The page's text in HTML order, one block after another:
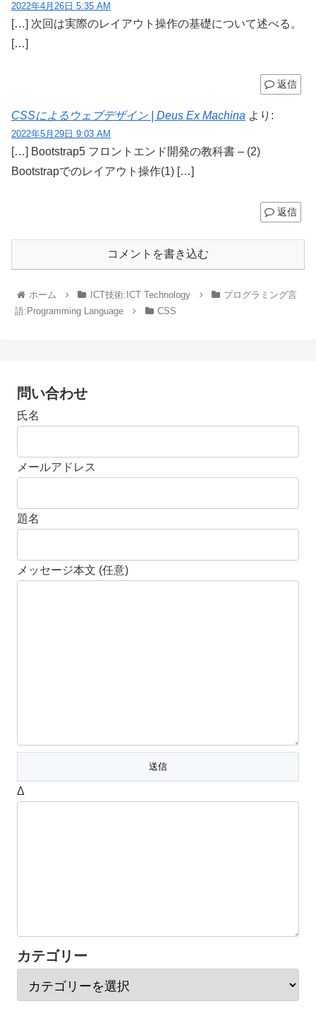
2022年4月26日 5:35 AM
[…] 次回は実際のレイアウト操作の基礎について述べる。
[…]
返信
CSSによるウェブデザイン | Deus Ex Machina より:
2022年5月29日 9:03 AM
[…] Bootstrap5 フロントエンド開発の教科書 – (2)
Bootstrapでのレイアウト操作(1) […]
返信
コメントを書き込む
ホーム ICT技術:ICT Technology
プログラミング言
語:Programming Language
CSS
問い合わせ
氏名
メールアドレス
題名
メッセージ本文 (任意)
Δ
カテゴリー